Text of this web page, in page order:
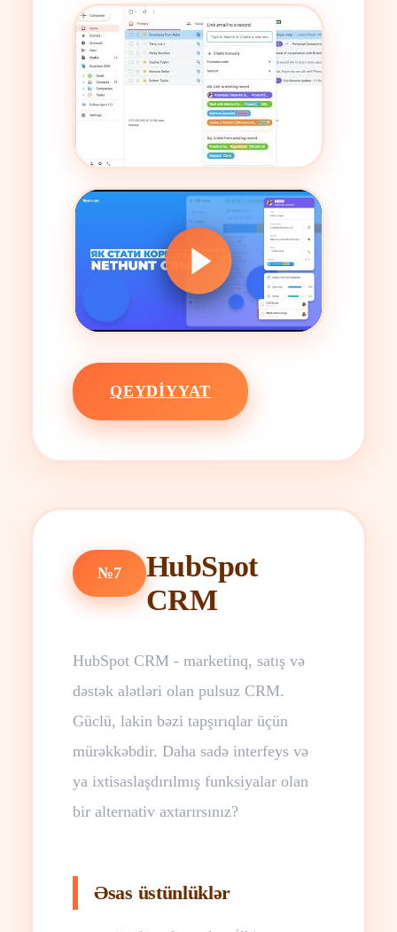
QEYDIYYAT
№7
HubSpot
CRM
HubSpot CRM - marketinq, satış və
dəstək alətləri olan pulsuz CRM.
Güclü, lakin bəzi tapşırıqlar üçün
mürəkkəbdir. Daha sadə interfeys və
ya ixtisaslaşdırılmış funksiyalar olan
bir alternativ axtarırsınız?
Əsas üstünlüklər